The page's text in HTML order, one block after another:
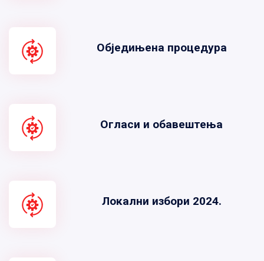
Обједињена процедура
Огласи и обавештења
Локални избори 2024.